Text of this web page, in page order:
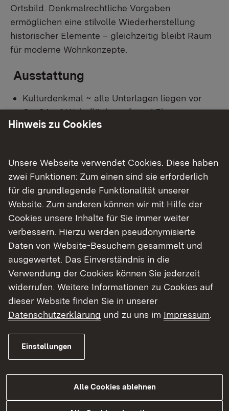
Ortsbild. Denkmalrechtliche Vorgaben
ermöglichen eine stilvolle Wiederherstellung
historischer Elemente – gleichzeitig bleibt Raum
für moderne Wohnkonzepte.
Ausstattung
Kulturdenkmal ~ alle Unterlagen liegen vor
Ca. 84 m² Wohnfläche auf zwei Ebenen
Raumaufteilung: 5 Zimmer, Küche, Bad, WC
GEG – Denkmal)
Komplett sanierungsbedürftig!
Grundstücksgröße: ca. 236 m²
Besonderheiten
Denkmalgeschützt – steuerliche Vorteile für
Sanierer möglich
Charmante Fassade mit historischem Potenzial
Seltene Gelegenheit in zentraler Lage
Auch für Projektentwickler mit
Denkmalkompetenz interessant
Hinweis
veröffentlicht. Eine Besichtigung ist nach
Absprache jederzeit möglich.
Hinweis zu Cookies
Unsere Webseite verwendet Cookies. Diese haben
zwei Funktionen: Zum einen sind sie erforderlich
für die grundlegende Funktionalität unserer
Website. Zum anderen können wir mit Hilfe der
Cookies unsere Inhalte für Sie immer weiter
verbessern. Hierzu werden pseudonymisierte
Daten von Website-Besuchern gesammelt und
ausgewertet. Das Einverständnis in die
Verwendung der Cookies können Sie jederzeit
widerrufen. Weitere Informationen zu Cookies auf
dieser Website finden Sie in unserer
Datenschutzerklärung und zu uns im Impressum.
Einstellungen
Alle Cookies ablehnen